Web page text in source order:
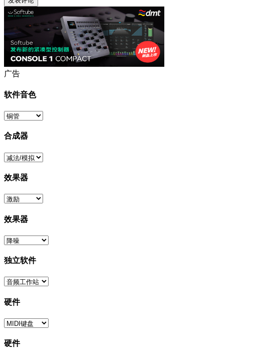
广告
软件音色
合成器
效果器
效果器
独立软件
硬件
硬件